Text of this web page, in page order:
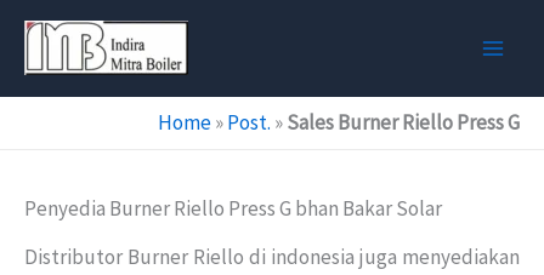
Skip
content
Home»Post. »Sales Burner Riello Press G
Penyedia Burner Riello Press G bhan Bakar Solar
Distributor Burner Riello di indonesia juga menyediakan